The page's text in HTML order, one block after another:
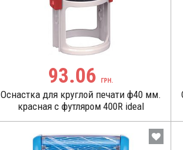
93.06 ГРН.
Оснастка для круглой печати ф40 мм.
красная c футляром 400R ideal